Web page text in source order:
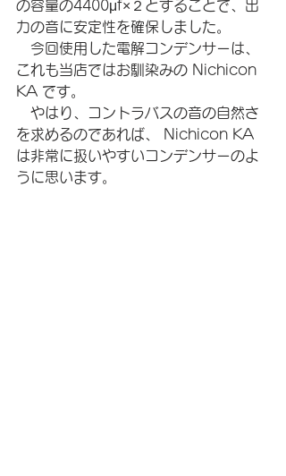
の容量の4400μf×２とすることで、出
力の音に安定性を確保しました。
今回使用した電解コンデンサーは、
これも当店ではお馴染みの Nichicon
KA です。
やはり、コントラバスの音の自然さ
を求めるのであれば、 Nichicon KA
は非常に扱いやすいコンデンサーのよ
うに思います。